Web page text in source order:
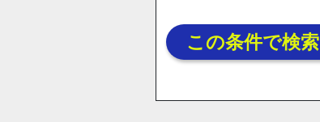
この条件で検索